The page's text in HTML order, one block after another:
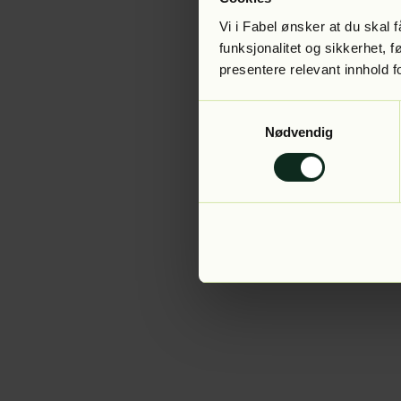
Vi i Fabel ønsker at du skal
funksjonalitet og sikkerhet,
presentere relevant innhold
Nødvendig
Application